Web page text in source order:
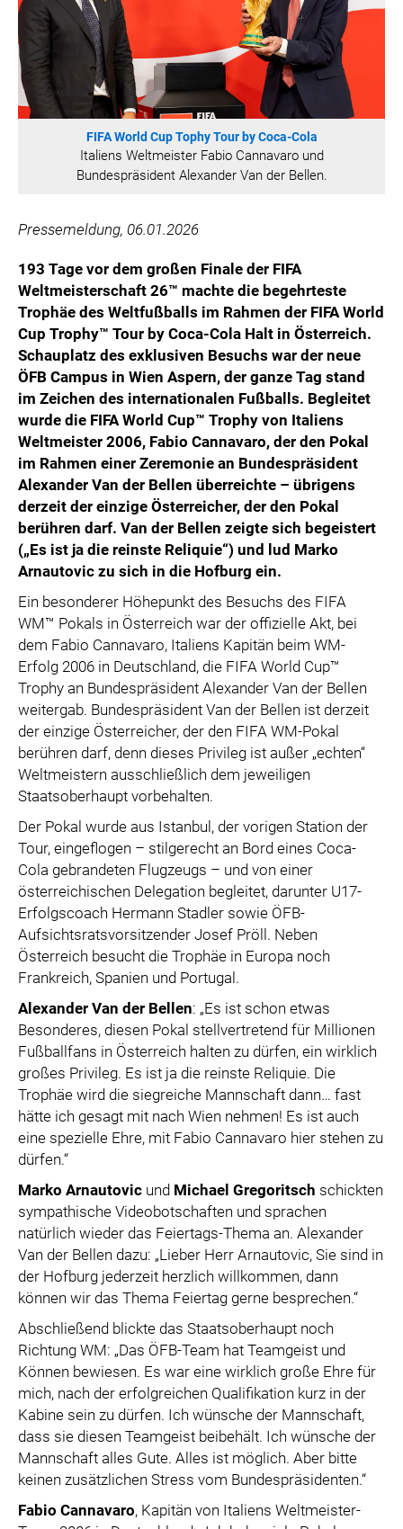
EWP RECYCLING PFAND ÖSTERREICH
ANNEMARIE CHARITY
IMPERIAL MARKETS
TRÄGERVEREIN EINWEGPFAND
SPECIAL OLYMPICS ÖSTERREICH
FIFA World Cup Tophy Tour by Coca-Cola
Italiens Weltmeister Fabio Cannavaro und
Bundespräsident Alexander Van der Bellen.
Pressemeldung, 06.01.2026
193 Tage vor dem großen Finale der FIFA
Weltmeisterschaft 26™ machte die begehrteste
Trophäe des Weltfußballs im Rahmen der FIFA World
Cup Trophy™ Tour by Coca-Cola Halt in Österreich.
Schauplatz des exklusiven Besuchs war der neue
ÖFB Campus in Wien Aspern, der ganze Tag stand
im Zeichen des internationalen Fußballs. Begleitet
wurde die FIFA World Cup™ Trophy von Italiens
Weltmeister 2006, Fabio Cannavaro, der den Pokal
im Rahmen einer Zeremonie an Bundespräsident
Alexander Van der Bellen überreichte – übrigens
derzeit der einzige Österreicher, der den Pokal
berühren darf. Van der Bellen zeigte sich begeistert
(„Es ist ja die reinste Reliquie“) und lud Marko
Arnautovic zu sich in die Hofburg ein.
Ein besonderer Höhepunkt des Besuchs des FIFA
WM™ Pokals in Österreich war der offizielle Akt, bei
dem Fabio Cannavaro, Italiens Kapitän beim WM-
Erfolg 2006 in Deutschland, die FIFA World Cup™
Trophy an Bundespräsident Alexander Van der Bellen
weitergab. Bundespräsident Van der Bellen ist derzeit
der einzige Österreicher, der den FIFA WM-Pokal
berühren darf, denn dieses Privileg ist außer „echten“
Weltmeistern ausschließlich dem jeweiligen
Staatsoberhaupt vorbehalten.
Der Pokal wurde aus Istanbul, der vorigen Station der
Tour, eingeflogen – stilgerecht an Bord eines Coca-
Cola gebrandeten Flugzeugs – und von einer
österreichischen Delegation begleitet, darunter U17-
Erfolgscoach Hermann Stadler sowie ÖFB-
Aufsichtsratsvorsitzender Josef Pröll. Neben
Österreich besucht die Trophäe in Europa noch
Frankreich, Spanien und Portugal.
Alexander Van der Bellen: „Es ist schon etwas
Besonderes, diesen Pokal stellvertretend für Millionen
Fußballfans in Österreich halten zu dürfen, ein wirklich
großes Privileg. Es ist ja die reinste Reliquie. Die
Trophäe wird die siegreiche Mannschaft dann… fast
hätte ich gesagt mit nach Wien nehmen! Es ist auch
eine spezielle Ehre, mit Fabio Cannavaro hier stehen zu
dürfen.“
Marko Arnautovic und Michael Gregoritsch schickten
sympathische Videobotschaften und sprachen
natürlich wieder das Feiertags-Thema an. Alexander
Van der Bellen dazu: „Lieber Herr Arnautovic, Sie sind in
der Hofburg jederzeit herzlich willkommen, dann
können wir das Thema Feiertag gerne besprechen.“
Abschließend blickte das Staatsoberhaupt noch
Richtung WM: „Das ÖFB-Team hat Teamgeist und
Können bewiesen. Es war eine wirklich große Ehre für
mich, nach der erfolgreichen Qualifikation kurz in der
Kabine sein zu dürfen. Ich wünsche der Mannschaft,
dass sie diesen Teamgeist beibehält. Ich wünsche der
Mannschaft alles Gute. Alles ist möglich. Aber bitte
keinen zusätzlichen Stress vom Bundespräsidenten.“
Fabio Cannavaro, Kapitän von Italiens Weltmeister-